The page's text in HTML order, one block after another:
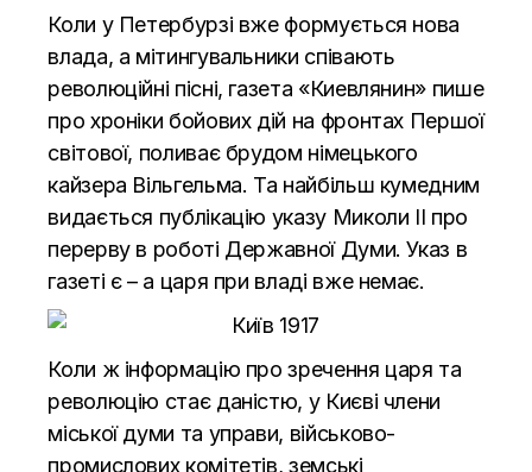
Коли у Петербурзі вже формується нова
влада, а мітингувальники співають
революційні пісні, газета «Киевлянин» пише
про хроніки бойових дій на фронтах Першої
світової, поливає брудом німецького
кайзера Вільгельма. Та найбільш кумедним
видається публікацію указу Миколи ІІ про
перерву в роботі Державної Думи. Указ в
газеті є – а царя при владі вже немає.
Коли ж інформацію про зречення царя та
революцію стає даністю, у Києві члени
міської думи та управи, військово-
промислових комітетів, земські